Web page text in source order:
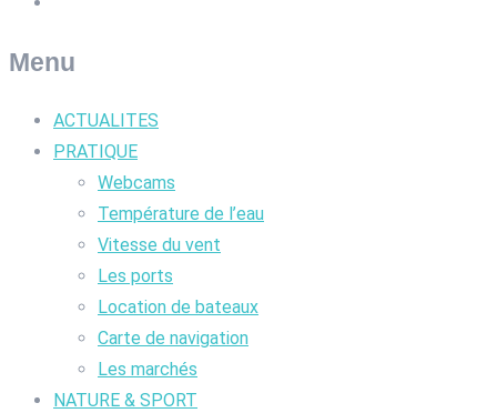
Menu
ACTUALITES
PRATIQUE
Webcams
Température de l’eau
Vitesse du vent
Les ports
Location de bateaux
Carte de navigation
Les marchés
NATURE & SPORT